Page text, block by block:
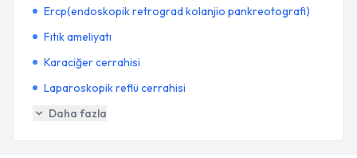
Ercp(endoskopik retrograd kolanjio pankreotografi)
Fıtık ameliyatı
Karaciğer cerrahisi
Laparoskopik reflü cerrahisi
Daha fazla